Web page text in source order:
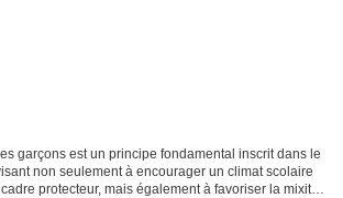
garçons est un principe fondamental inscrit dans le
non seulement à encourager un climat scolaire
protecteur, mais également à favoriser la mixité